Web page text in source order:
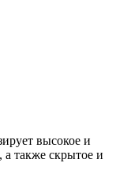
высокое и
а также скрытое и